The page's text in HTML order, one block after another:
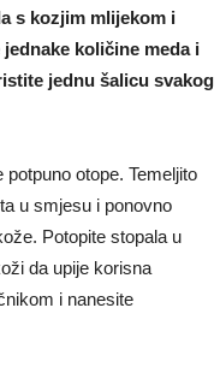
s kozjim mlijekom i
količine meda i
jednu šalicu svakog
otope. Temeljito
u smjesu i ponovno
Potopite stopala u
da upije korisna
i nanesite